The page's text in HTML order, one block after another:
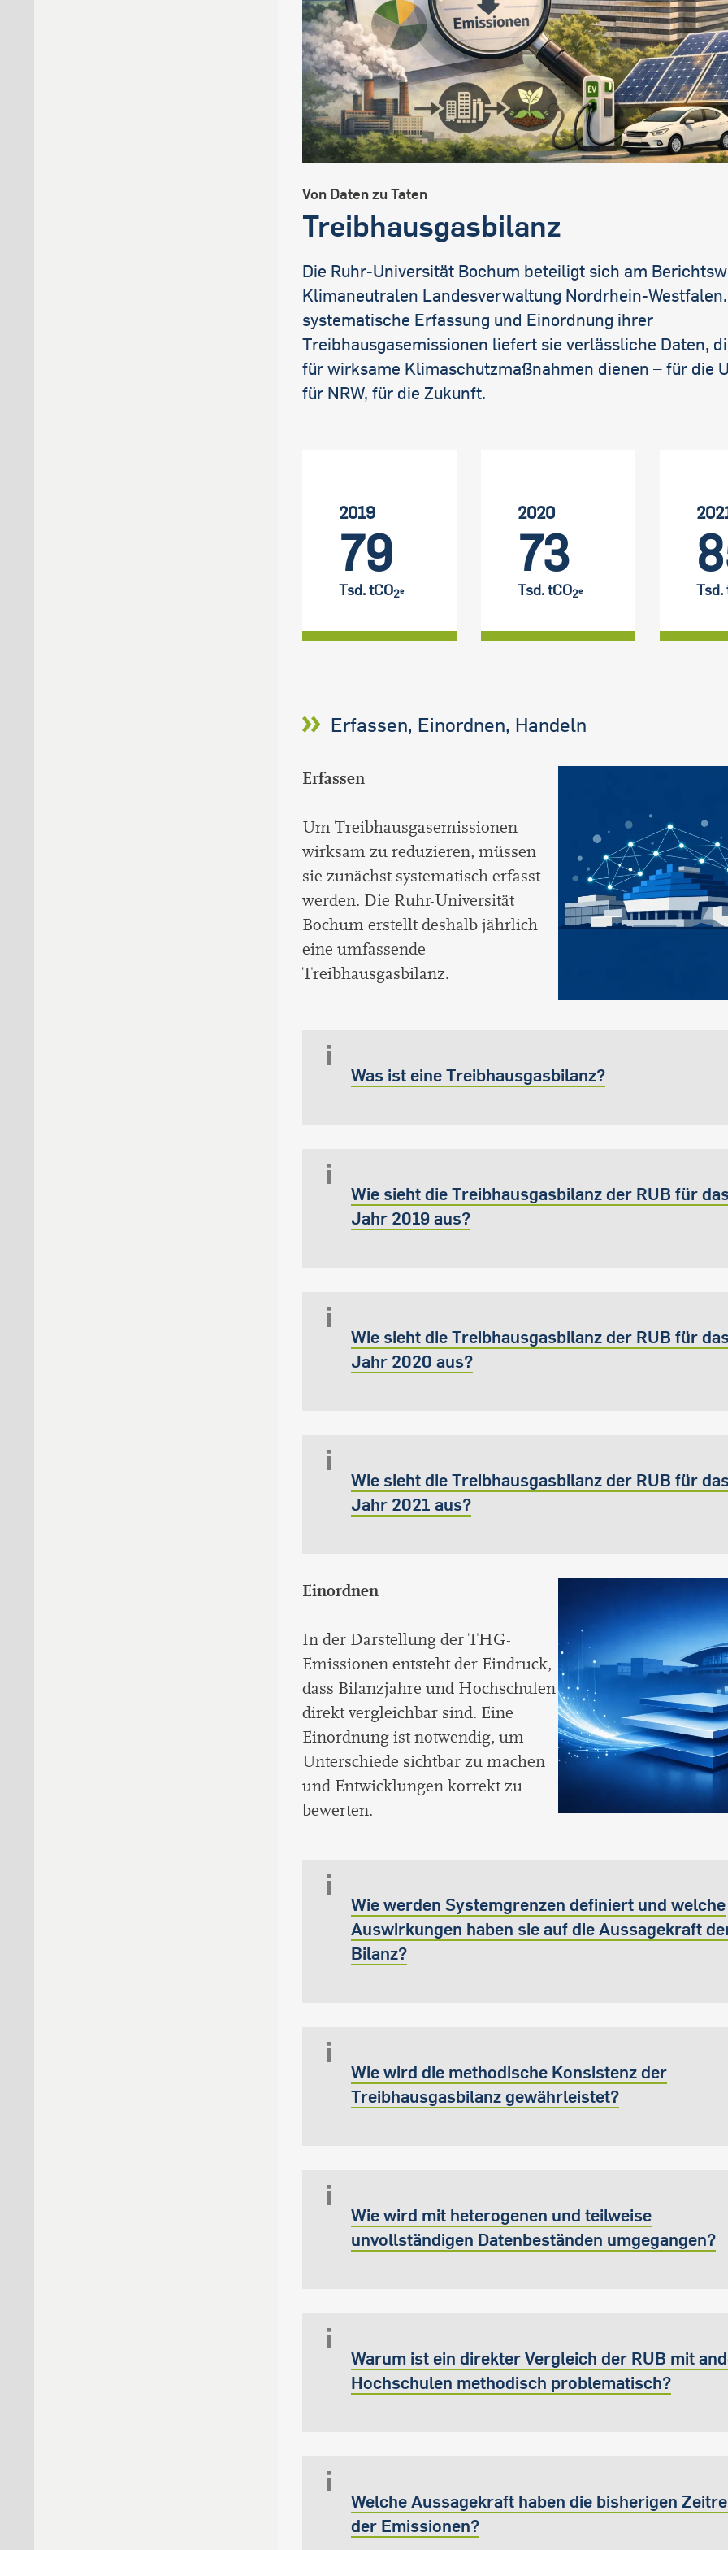
Von Daten zu Taten
Treibhausgasbilanz
Die Ruhr-Universität Bochum beteiligt sich am
Klimaneutralen Landesverwaltung Nordrhein-
systematische Erfassung und Einordnung ihrer
Treibhausgasemissionen liefert sie verlässliche Daten,
für wirksame Klimaschutzmaßnahmen dienen – für die
für NRW, für die Zukunft.
2019
79
Tsd. tCO2e
2020
73
Tsd. tCO2e Tsd.
Erfassen, Einordnen, Handeln
Erfassen
Um Treibhausgasemissionen
wirksam zu reduzieren, müssen
sie zunächst systematisch erfasst
werden. Die Ruhr-Universität
Bochum erstellt deshalb jährlich
eine umfassende
Treibhausgasbilanz.
Was ist eine Treibhausgasbilanz?
Wie sieht die Treibhausgasbilanz der RUB für
Jahr 2019 aus?
Wie sieht die Treibhausgasbilanz der RUB für
Jahr 2020 aus?
Wie sieht die Treibhausgasbilanz der RUB für
Jahr 2021 aus?
Einordnen
In der Darstellung der THG-
Emissionen entsteht der Eindruck,
dass Bilanzjahre und Hochschulen
direkt vergleichbar sind. Eine
Einordnung ist notwendig, um
Unterschiede sichtbar zu machen
und Entwicklungen korrekt zu
bewerten.
Wie werden Systemgrenzen definiert und welche
Auswirkungen haben sie auf die Aussagekraft
Bilanz?
Wie wird die methodische Konsistenz der
Treibhausgasbilanz gewährleistet?
Wie wird mit heterogenen und teilweise
unvollständigen Datenbeständen umgegangen?
Warum ist ein direkter Vergleich der RUB mit
Hochschulen methodisch problematisch?
Welche Aussagekraft haben die bisherigen
der Emissionen?